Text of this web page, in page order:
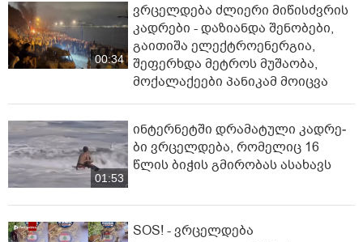
00:34
ვრცელდება ძლიერი მიწისძვრის
კადრები - დაზიანდა შენობები,
გაითიშა ელექტროენერგია,
შეფერხდა მეტროს მუშაობა,
მოქალაქეები პანიკამ მოიცვა
01:53
ინ­ტერ­ნეტ­ში დრა­მა­ტუ­ლი კად­რე­
ბი ვრცელდება, რომელიც 16
წლის ბიჭის გმირობას ასახავს
SOS! - ვრცელდება